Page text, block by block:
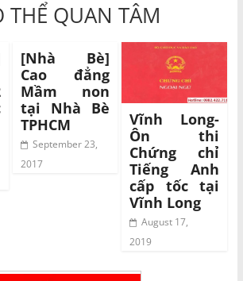
THỂ QUAN TÂM
[Nhà Bè]
Cao đẳng
Mầm non
tại Nhà Bè
TPHCM
September 23,
2017
Vĩnh Long-
Ôn thi
Chứng chỉ
Tiếng Anh
cấp tốc tại
Vĩnh Long
August 17,
2019